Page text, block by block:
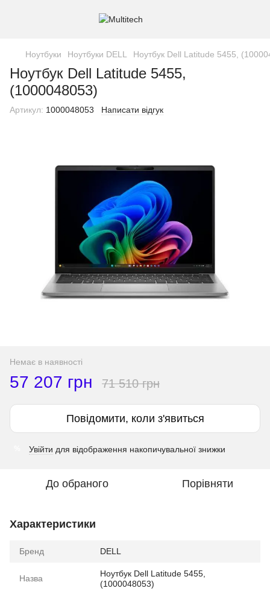
Ноутбуки Ноутбуки DELL Ноутбук Dell Latitude 5455,
Ноутбук Dell Latitude 5455,
(1000048053)
Артикул: 1000048053 Написати відгук
Немає в наявності
57 207 грн 71 510 грн
Повідомити, коли з'явиться
Увійти для відображення накопичувальної знижки
До обраного Порівняти
Характеристики
Бренд DELL
Назва
Ноутбук Dell Latitude 5455,
(1000048053)